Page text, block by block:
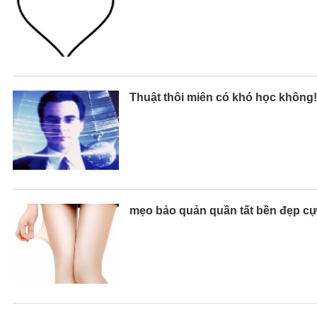
Thuật thôi miên có khó học không!
mẹo bảo quản quần tất bền đẹp